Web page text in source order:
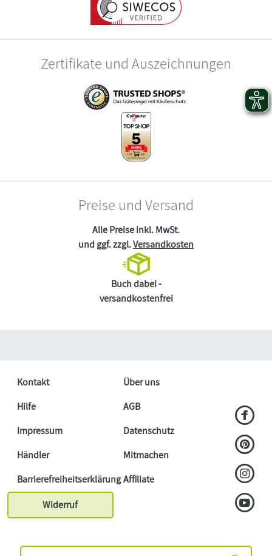
Zertifikate und Auszeichnungen
Preise und Versand
Alle Preise inkl. MwSt.
und ggf. zzgl.Versandkosten
Buch dabei -
versandkostenfrei
Kontakt
Über uns
Hilfe
AGB
Impressum
Datenschutz
Händler
Mitmachen
BarrierefreiheitserklärungAffiliate
Widerruf